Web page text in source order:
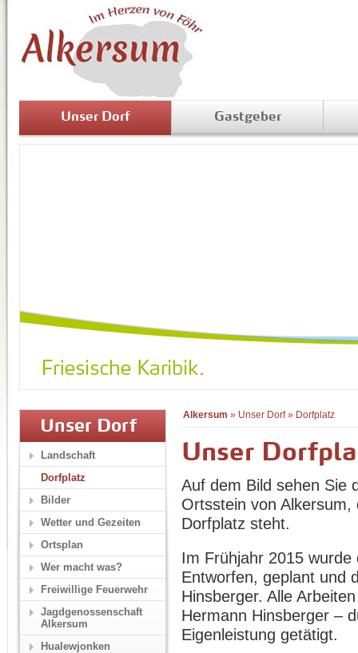
Unser Dorf Gastgeber
Alkersum » Unser Dorf» Dorfplatz
Unser
Auf dem Bild sehen Sie
Ortsstein von Alkersum,
Dorfplatz steht.
Im Frühjahr 2015
Entworfen, geplant und
Hinsberger. Alle
Hermann Hinsberger –
Eigenleistung getätigt.
Unser Dorf
Landschaft
Dorfplatz
Bilder
Wetter und Gezeiten
Ortsplan
Wer macht was?
Freiwillige Feuerwehr
Jagdgenossenschaft
Alkersum
Hualewjonken